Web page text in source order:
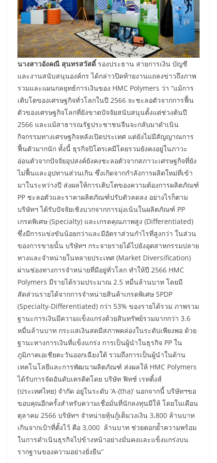
นางสาวอังคณี สุนทรสวัสดิ์ รองประธาน สายการเงิน บัญชี
และงานสนับสนุนองค์กร ได้กล่าวปิดท้ายงานแถลงข่าวถึงภาพ
รวมและแผนกลยุทธ์การเงินของ HMC Polymers ว่า “แม้การ
เติบโตของเศรษฐกิจทั่วโลกในปี 2566 จะชะลอตัวจากการฟื้น
ตัวของเศรษฐกิจโลกที่ยังขาดปัจจัยสนับสนุนตั้งแต่ช่วงต้นปี
2566 และแม้สาธารณรัฐประชาชนจีนจะกลับมาดำเนิน
กิจกรรมทางเศรษฐกิจหลังเปิดประเทศ แต่ยังไม่มีสัญญาณการ
ฟื้นตัวมากนัก ทั้งนี้ ธุรกิจปิโตรเคมีโดยรวมยังคงอยู่ในภาวะ
อ่อนตัวจากปัจจัยอุปสงค์ยังคงชะลอตัวจากสภาวะเศรษฐกิจที่ยัง
ไม่ฟื้นและอุปทานส่วนเกิน ซึ่งเกิดจากกำลังการผลิตใหม่ที่เข้า
มาในระหว่างปี ส่งผลให้การเติบโตของความต้องการผลิตภัณฑ์
PP ชะลอตัวและราคาผลิตภัณฑ์ปรับตัวลดลง อย่างไรก็ตาม
บริษัทฯ ได้รับปัจจัยเชิงบวกจากการมุ่งเน้นในผลิตภัณฑ์ PP
เกรดพิเศษ (Specialty) และเกรดคุณภาพสูง (Differentiated)
ซึ่งมีการแข่งขันน้อยกว่าและมีอัตราส่วนกำไรที่สูงกว่า ในส่วน
ของการขายนั้น บริษัทฯ กระจายรายได้ไปยังอุตสาหกรรมปลาย
ทางและจำหน่ายในหลายประเทศ (Market Diversification)
ผ่านช่องทางการจำหน่ายที่มีอยู่ทั่วโลก ทำให้ปี 2566 HMC
Polymers มีรายได้รวมประมาณ 2.5 หมื่นล้านบาท โดยมี
สัดส่วนรายได้จากการจำหน่ายสินค้าเกรดพิเศษ SPDP
(Specialty-Differentiated) กว่า 53% ของรายได้รวม ภาพรวม
ฐานะการเงินมีความแข็งแกร่งด้วยสินทรัพย์รวมมากกว่า 3.6
หมื่นล้านบาท กระแสเงินสดมีสภาพคล่องในระดับเพียงพอ ด้วย
ฐานะทางการเงินที่แข็งแกร่ง การเป็นผู้นำในธุรกิจ PP ใน
ภูมิภาคเอเชียตะวันออกเฉียงใต้ รวมถึงการเป็นผู้นำในด้าน
เทคโนโลยีและการพัฒนาผลิตภัณฑ์ ส่งผลให้ HMC Polymers
ได้รับการจัดอันดับเครดิตโดย บริษัท ฟิทช์ เรทติ้งส์
(ประเทศไทย) จำกัด อยู่ในระดับ ‘A-(tha)’ นอกจากนี้ บริษัทฯขอ
ขอบคุณอีกครั้งสำหรับความเชื่อมั่นที่นักลงทุนมีให้ โดยในเดือน
ตุลาคม 2566 บริษัทฯ จำหน่ายหุ้นกู้เต็มวงเงิน 3,800 ล้านบาท
เกินจากเป้าที่ตั้งไว้ คือ 3,000 ล้านบาท ช่วยตอกย้ำความพร้อม
ในการดำเนินธุรกิจไปข้างหน้าอย่างมั่นคงและแข็งแกร่งบน
รากฐานของความอย่างยั่งยืน”